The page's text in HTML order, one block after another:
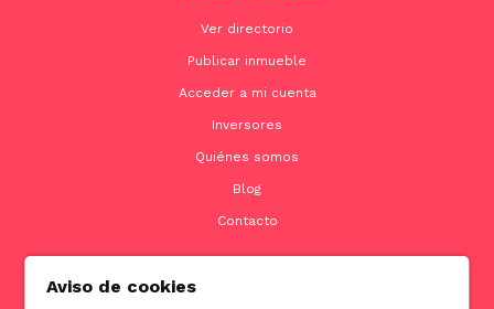
Ver directorio
Publicar inmueble
Acceder a mi cuenta
Inversores
Quiénes somos
Blog
Contacto
Aviso de cookies